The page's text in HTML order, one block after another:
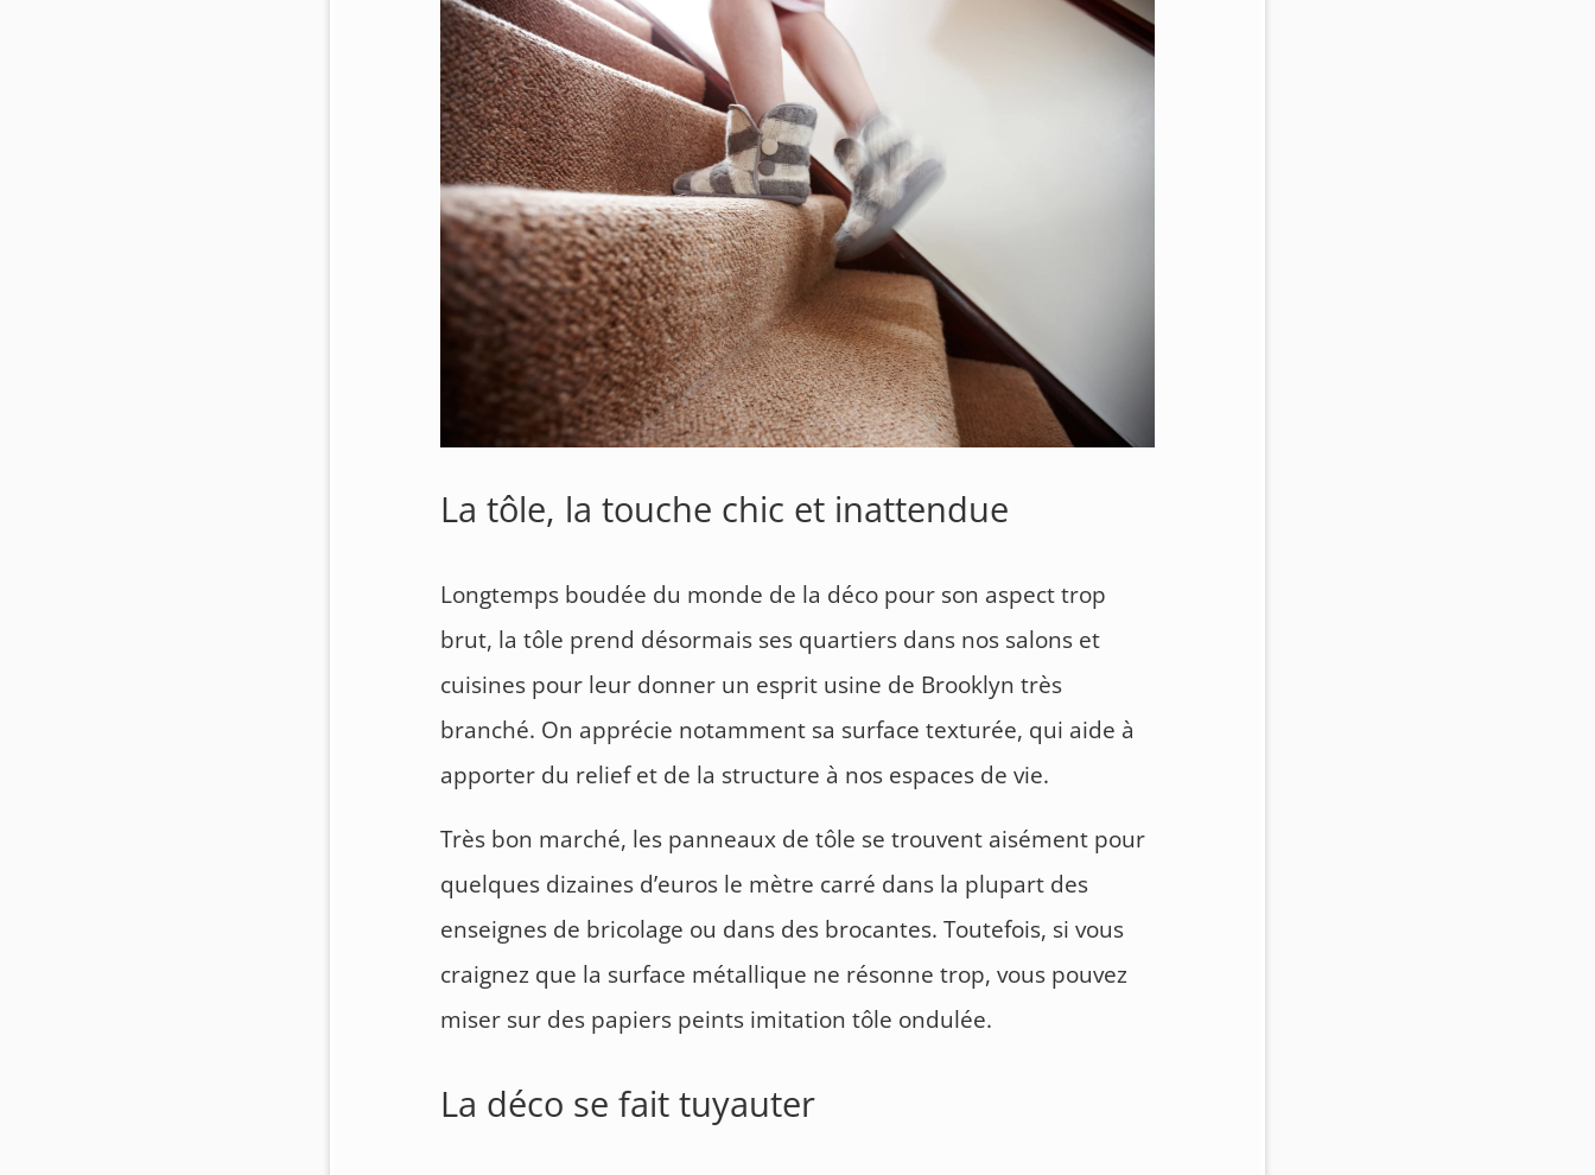
La tôle, la touche chic et inattendue
Longtemps boudée du monde de la déco pour son aspect trop
brut, la tôle prend désormais ses quartiers dans nos salons et
cuisines pour leur donner un esprit usine de Brooklyn très
branché. On apprécie notamment sa surface texturée, qui aide à
apporter du relief et de la structure à nos espaces de vie.
Très bon marché, les panneaux de tôle se trouvent aisément pour
quelques dizaines d’euros le mètre carré dans la plupart des
enseignes de bricolage ou dans des brocantes. Toutefois, si vous
craignez que la surface métallique ne résonne trop, vous pouvez
miser sur des papiers peints imitation tôle ondulée.
La déco se fait tuyauter